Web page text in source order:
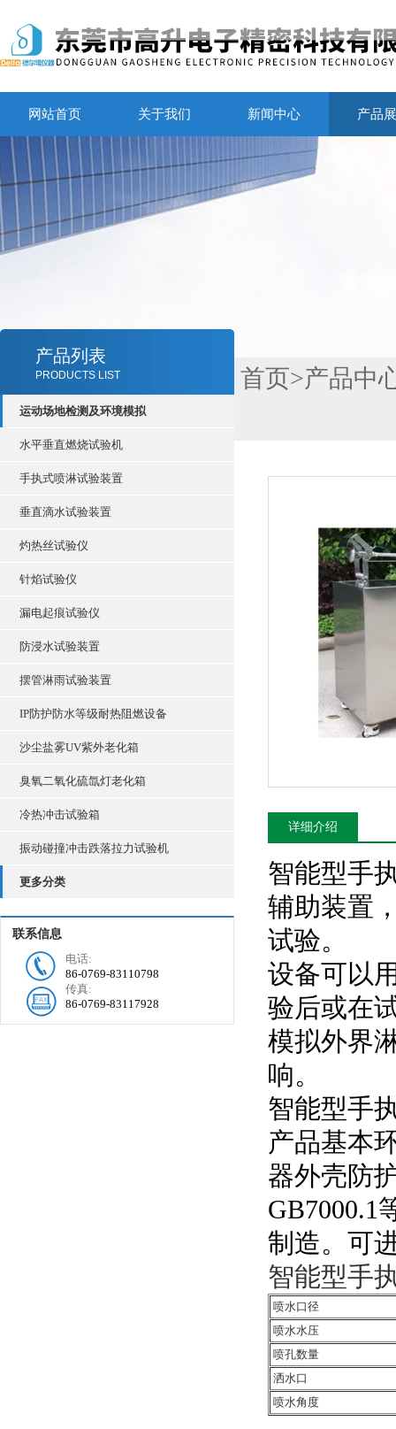
网站首页 关于我们 新闻中心 产品
产品列表
PRODUCTS LIST
运动场地检测及环境模拟
水平垂直燃烧试验机
手执式喷淋试验装置
垂直滴水试验装置
灼热丝试验仪
针焰试验仪
漏电起痕试验仪
防浸水试验装置
摆管淋雨试验装置
IP防护防水等级耐热阻燃设备
沙尘盐雾UV紫外老化箱
臭氧二氧化硫氙灯老化箱
冷热冲击试验箱
振动碰撞冲击跌落拉力试验机
更多分类
联系信息
电话:
86-0769-83110798
传真:
86-0769-83117928
首页>产品中
详细介绍
智能型手
辅助装置
试验。
设备可以
验后或在
模拟外界
响。
智能型手
产品基本
器外壳防
GB7000.1
制造。可
智能型手
喷水口径
喷水水压
喷孔数量
洒水口
喷水角度